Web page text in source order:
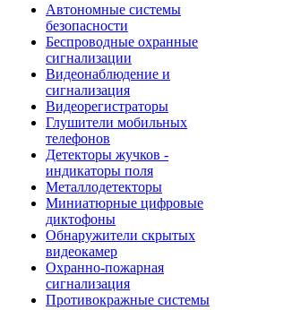
Автономные системы
безопасности
Беспроводные охранные
сигнализации
Видеонаблюдение и
сигнализация
Видеорегистраторы
Глушители мобильных
телефонов
Детекторы жучков -
индикаторы поля
Металлодетекторы
Миниатюрные цифровые
диктофоны
Обнаружители скрытых
видеокамер
Охранно-пожарная
сигнализация
Противокражные системы